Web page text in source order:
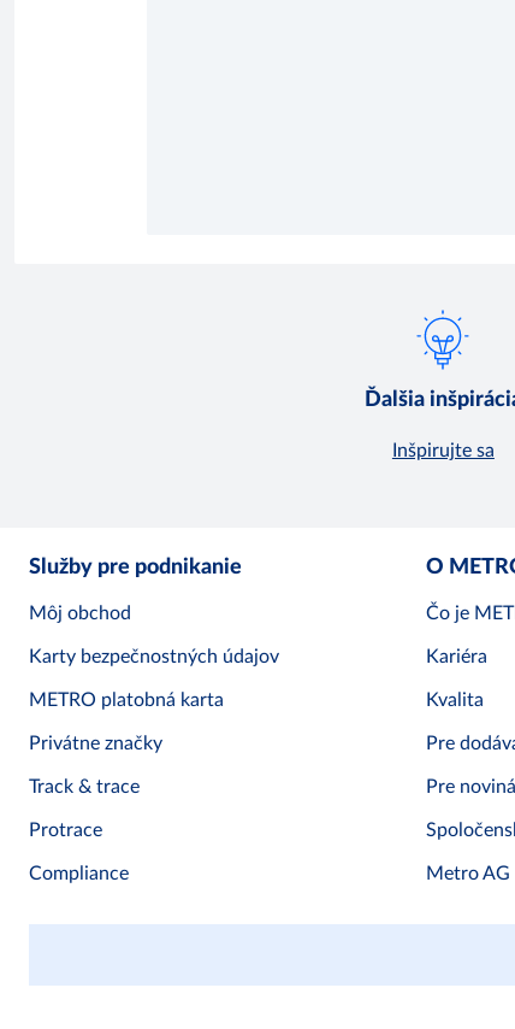
Ďalšia
Inšpirujte sa
Služby pre podnikanie
Môj obchod
Karty bezpečnostných údajov
METRO platobná karta
Privátne značky
Track & trace
Protrace
Compliance
O
Čo je
Kariéra
Kvalita
Pre
Pre
Metro AG